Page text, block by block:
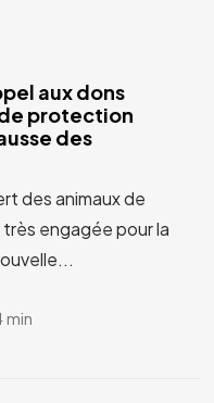
aux dons
protection
des
des animaux de
engagée pour la
min